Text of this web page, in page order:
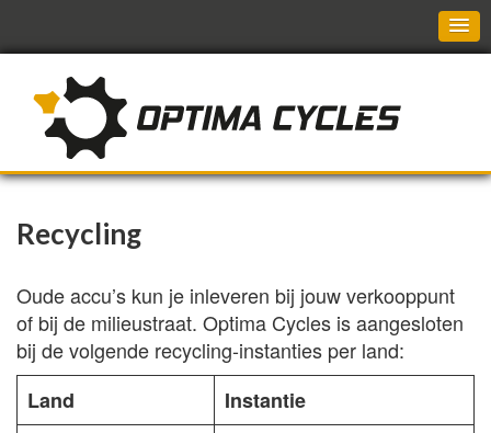
Recycling
Oude accu’s kun je inleveren bij jouw verkooppunt
of bij de milieustraat. Optima Cycles is aangesloten
bij de volgende recycling-instanties per land:
Land
Instantie